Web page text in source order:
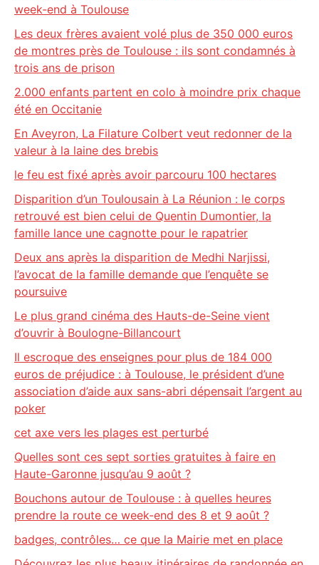
week-end à Toulouse
Les deux frères avaient volé plus de 350 000 euros
de montres près de Toulouse : ils sont condamnés à
trois ans de prison
2.000 enfants partent en colo à moindre prix chaque
été en Occitanie
En Aveyron, La Filature Colbert veut redonner de la
valeur à la laine des brebis
le feu est fixé après avoir parcouru 100 hectares
Disparition d’un Toulousain à La Réunion : le corps
retrouvé est bien celui de Quentin Dumontier, la
famille lance une cagnotte pour le rapatrier
Deux ans après la disparition de Medhi Narjissi,
l’avocat de la famille demande que l’enquête se
poursuive
Le plus grand cinéma des Hauts-de-Seine vient
d’ouvrir à Boulogne-Billancourt
Il escroque des enseignes pour plus de 184 000
euros de préjudice : à Toulouse, le président d’une
association d’aide aux sans-abri dépensait l’argent au
poker
cet axe vers les plages est perturbé
Quelles sont ces sept sorties gratuites à faire en
Haute-Garonne jusqu’au 9 août ?
Bouchons autour de Toulouse : à quelles heures
prendre la route ce week-end des 8 et 9 août ?
badges, contrôles… ce que la Mairie met en place